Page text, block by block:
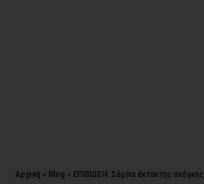
Αρχική » Blog » ΕΠΙΒΙΩΣΗ: Σόμπα έκτακτης ανάγκης